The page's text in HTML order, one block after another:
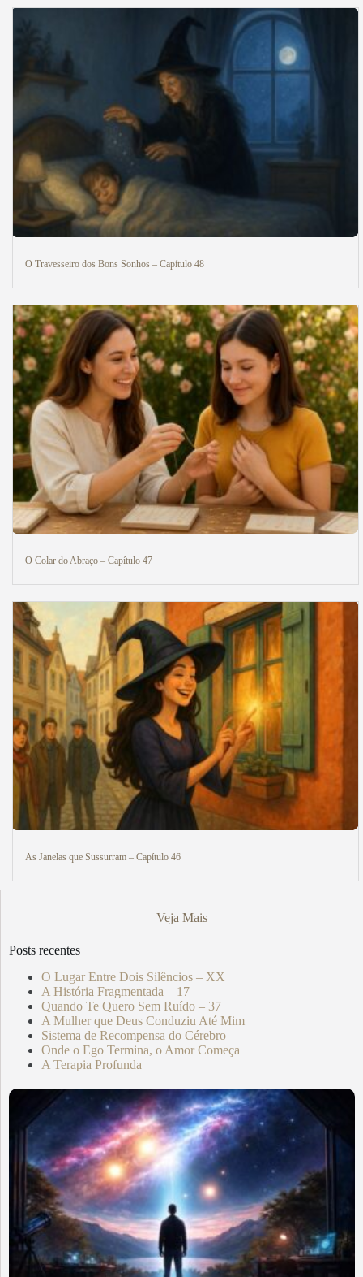
O Travesseiro dos Bons Sonhos – Capítulo 48
O Colar do Abraço – Capítulo 47
As Janelas que Sussurram – Capítulo 46
Veja Mais
Posts recentes
O Lugar Entre Dois Silêncios – XX
A História Fragmentada – 17
Quando Te Quero Sem Ruído – 37
A Mulher que Deus Conduziu Até Mim
Sistema de Recompensa do Cérebro
Onde o Ego Termina, o Amor Começa
A Terapia Profunda